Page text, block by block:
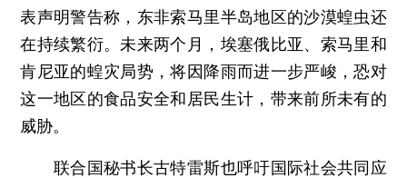
表声明警告称，东非索马里半岛地区的沙漠蝗虫还
在持续繁衍。未来两个月，埃塞俄比亚、索马里和
肯尼亚的蝗灾局势，将因降雨而进一步严峻，恐对
这一地区的食品安全和居民生计，带来前所未有的
威胁。
联合国秘书长古特雷斯也呼吁国际社会共同应